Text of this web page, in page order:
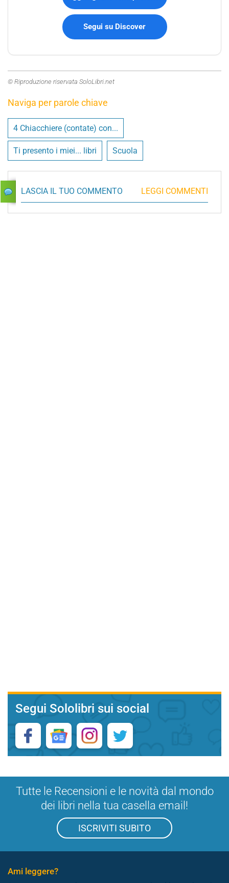
Segui su Discover
© Riproduzione riservata SoloLibri.net
Naviga per parole chiave
4 Chiacchiere (contate) con...
Ti presento i miei... libri Scuola
LASCIA IL TUO COMMENTO LEGGI COMMENTI
Segui Sololibri sui social
Tutte le Recensioni e le novità dal mondo
dei libri nella tua casella email!
ISCRIVITI SUBITO
Ami leggere?